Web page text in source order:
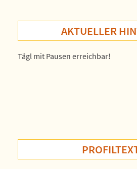
AKTUELLER
Tägl mit Pausen erreichbar!